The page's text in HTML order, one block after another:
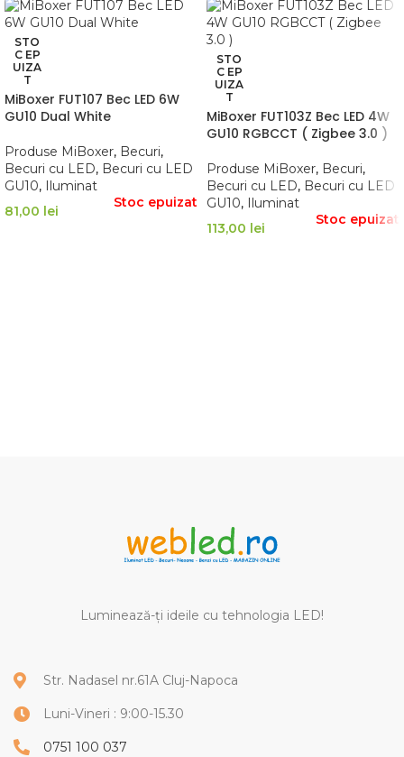
STO
C EP
UIZA
T
MiBoxer FUT107 Bec LED 6W
GU10 Dual White
Produse MiBoxer, Becuri,
Becuri cu LED, Becuri cu LED
GU10,
Iluminat
81,00 lei
Stoc epuizat
STO
C EP
UIZA
T
MiBoxer FUT103Z Bec LED 4W
GU10 RGBCCT ( Zigbee 3.0 )
Produse MiBoxer, Becuri,
Becuri cu LED, Becuri cu LED
GU10,
Iluminat
113,00 lei
Stoc epuizat
Luminează-ți ideile cu tehnologia LED!
Str. Nadasel nr.61A Cluj-Napoca
Luni-Vineri : 9:00-15.30
0751 100 037